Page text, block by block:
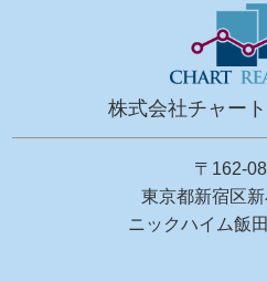
株式会社チャー
〒162-
東京都新宿区
ニックハイム飯